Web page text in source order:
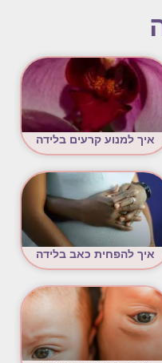
איך למנוע קרעים בלידה
איך להפחית כאב בלידה